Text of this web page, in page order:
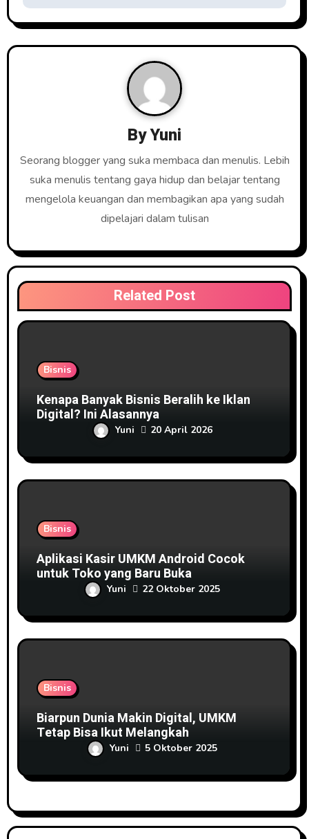
g
a
o
s
ByYuni
Seorang blogger yang suka membaca dan menulis. Lebih
suka menulis tentang gaya hidup dan belajar tentang
mengelola keuangan dan membagikan apa yang sudah
dipelajari dalam tulisan
Related Post
Bisnis
Kenapa Banyak Bisnis Beralih ke Iklan
Digital? Ini Alasannya
Yuni 20 April 2026
Bisnis
Aplikasi Kasir UMKM Android Cocok
untuk Toko yang Baru Buka
Yuni 22 Oktober 2025
Bisnis
Biarpun Dunia Makin Digital, UMKM
Tetap Bisa Ikut Melangkah
Yuni 5 Oktober 2025